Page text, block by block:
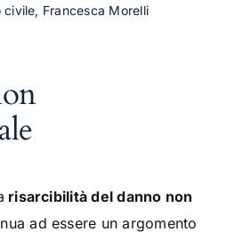
civile, Francesca Morelli
risarcibilità del danno non
ad essere un argomento